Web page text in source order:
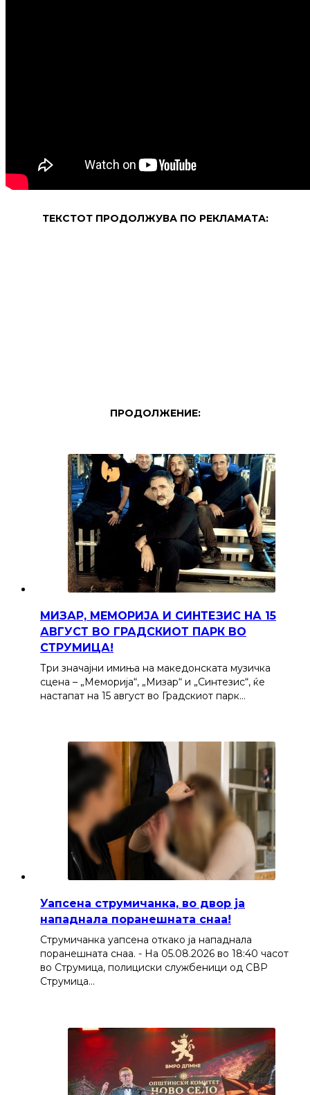
ТЕКСТОТ ПРОДОЛЖУВА ПО РЕКЛАМАТА:
ПРОДОЛЖЕНИЕ:
МИЗАР, МЕМОРИЈА И СИНТЕЗИС НА 15
АВГУСТ ВО ГРАДСКИОТ ПАРК ВО
СТРУМИЦА!
Три значајни имиња на македонската музичка
сцена – „Меморија“, „Мизар“ и „Синтезис“, ќе
настапат на 15 август во Градскиот парк…
Уапсена струмичанка, во двор ја
нападнала поранешната снаа!
Струмичанка уапсена откако ја нападнала
поранешната снаа. - На 05.08.2026 во 18:40 часот
во Струмица, полициски службеници од СВР
Струмица…